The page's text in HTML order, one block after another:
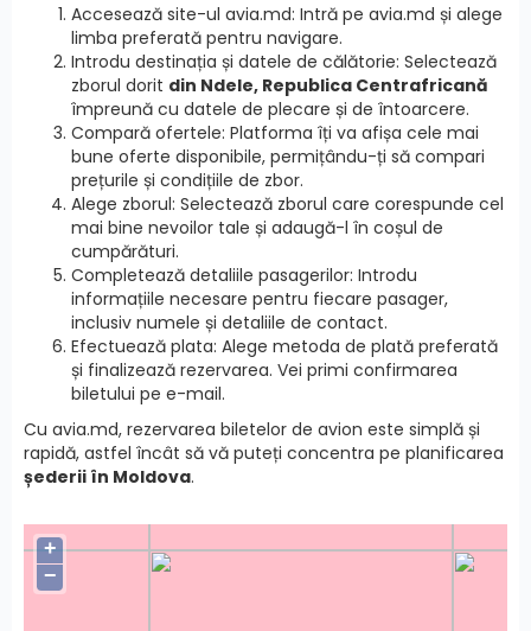
Accesează site-ul avia.md: Intră pe avia.md și alege
limba preferată pentru navigare.
Introdu destinația și datele de călătorie: Selectează
zborul dorit din Ndele, Republica Centrafricană
împreună cu datele de plecare și de întoarcere.
Compară ofertele: Platforma îți va afișa cele mai
bune oferte disponibile, permițându-ți să compari
prețurile și condițiile de zbor.
Alege zborul: Selectează zborul care corespunde cel
mai bine nevoilor tale și adaugă-l în coșul de
cumpărături.
Completează detaliile pasagerilor: Introdu
informațiile necesare pentru fiecare pasager,
inclusiv numele și detaliile de contact.
Efectuează plata: Alege metoda de plată preferată
și finalizează rezervarea. Vei primi confirmarea
biletului pe e-mail.
Cu avia.md, rezervarea biletelor de avion este simplă și
rapidă, astfel încât să vă puteți concentra pe planificarea
șederii în Moldova.
+
−